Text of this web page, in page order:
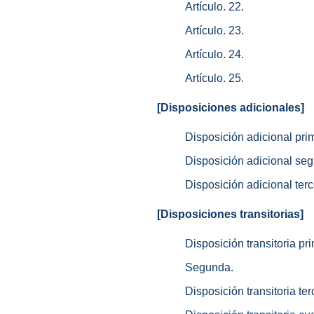
Artículo. 22.
Artículo. 23.
Artículo. 24.
Artículo. 25.
[Disposiciones adicionales]
Disposición adicional
Disposición adicional
Disposición adicional
[Disposiciones transitorias]
Disposición transitoria
Segunda.
Disposición transitoria